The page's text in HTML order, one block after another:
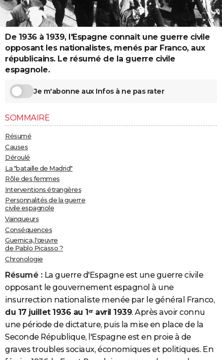
Destinations
City break
Voyage nature
Voyage de noces
Forum
Climat
+
PHOTO
GUIDES D'ACHAT
BONS PLANS
CARTE DE VOEUX
Carte de Noël
Carte Bonne année
Carte Saint-Valentin
Carte Pâques
Carte d'anniversaire
DICTIONNAIRE
COPAINS D'AVANT
S'inscrire
Se connecter
Lycées
Collèges
Primaires
Universités
Entreprises
Service militaire
Avis de recherche
AVIS DE DÉCÈS
FORUM
Bricolage
Lifestyle
Culture
Sport
Auto
Television
Voyage
Cinema
De 1936 à 1939, l'Espagne connaît une guerre civile
opposant les nationalistes, menés par Franco, aux
républicains. Le résumé de la guerre civile
espagnole.
Je m'abonne aux Infos à ne pas rater
SOMMAIRE
Résumé
Causes
Déroulé
La "bataille de Madrid"
Rôle des femmes
Interventions étrangères
Personnalités de la guerre
civile espagnole
Vainqueurs
Conséquences
Guernica, l'œuvre
de Pablo Picasso ?
Chronologie
Résumé : La guerre d'Espagne est une guerre civile
opposant le gouvernement espagnol à une
insurrection nationaliste menée par le général Franco,
du 17 juillet 1936 au 1ᵉʳ avril 1939. Après avoir connu
une période de dictature, puis la mise en place de la
Seconde République, l'Espagne est en proie à de
graves troubles sociaux, économiques et politiques. En